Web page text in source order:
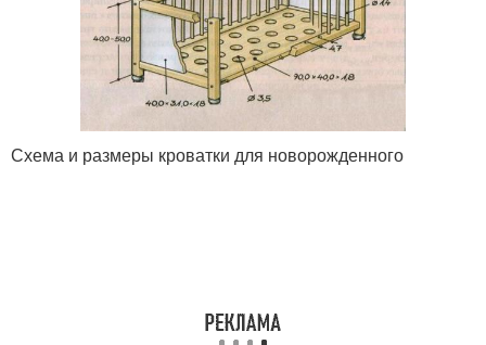
Схема и размеры кроватки для новорожденного